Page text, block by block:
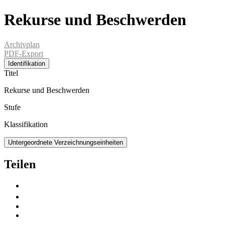
Rekurse und Beschwerden
Archivplan
PDF-Export
Identifikation
Titel
Rekurse und Beschwerden
Stufe
Klassifikation
Untergeordnete Verzeichnungseinheiten
Teilen